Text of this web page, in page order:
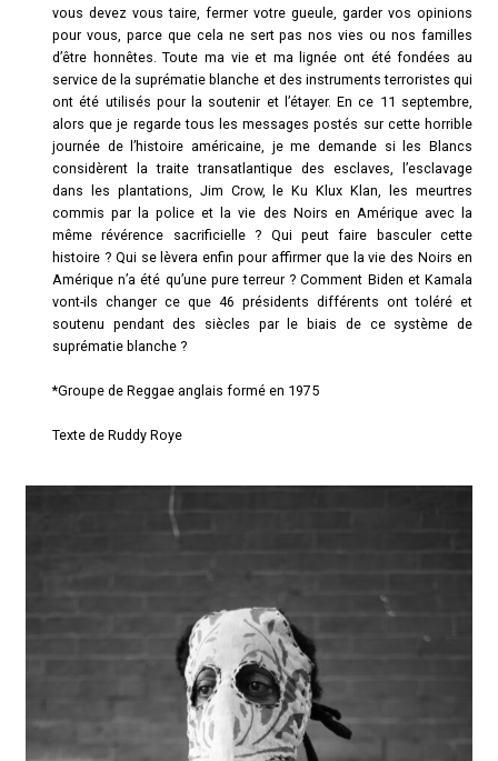
vous devez vous taire, fermer votre gueule, garder vos opinions
pour vous, parce que cela ne sert pas nos vies ou nos familles
d’être honnêtes. Toute ma vie et ma lignée ont été fondées au
service de la suprématie blanche et des instruments terroristes qui
ont été utilisés pour la soutenir et l’étayer. En ce 11 septembre,
alors que je regarde tous les messages postés sur cette horrible
journée de l’histoire américaine, je me demande si les Blancs
considèrent la traite transatlantique des esclaves, l’esclavage
dans les plantations, Jim Crow, le Ku Klux Klan, les meurtres
commis par la police et la vie des Noirs en Amérique avec la
même révérence sacrificielle ? Qui peut faire basculer cette
histoire ? Qui se lèvera enfin pour affirmer que la vie des Noirs en
Amérique n’a été qu’une pure terreur ? Comment Biden et Kamala
vont-ils changer ce que 46 présidents différents ont toléré et
soutenu pendant des siècles par le biais de ce système de
suprématie blanche ?
*Groupe de Reggae anglais formé en 1975
Texte de Ruddy Roye